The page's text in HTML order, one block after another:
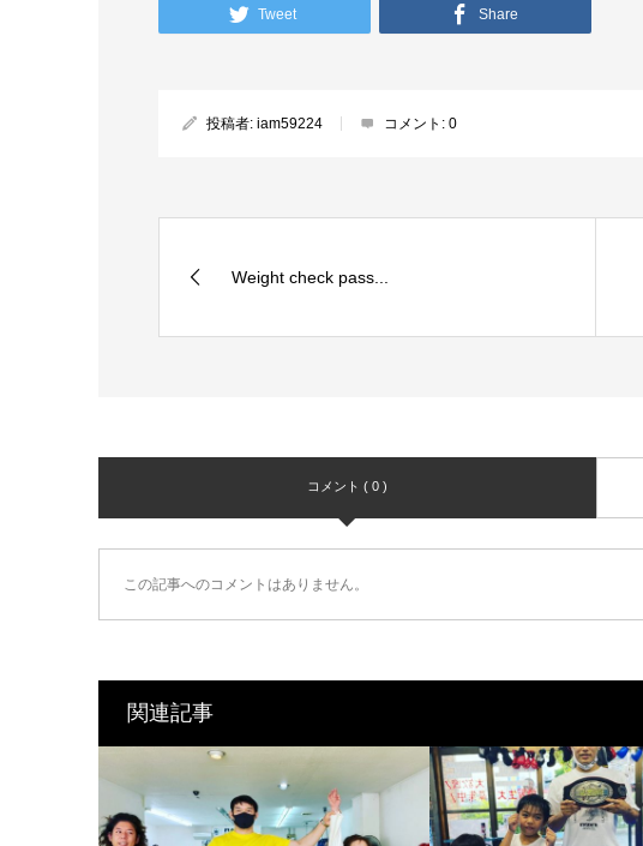
Tweet Share
投稿者: iam59224 コメント: 0
Weight check pass...
コメント ( 0 )
この記事へのコメントはありません。
関連記事